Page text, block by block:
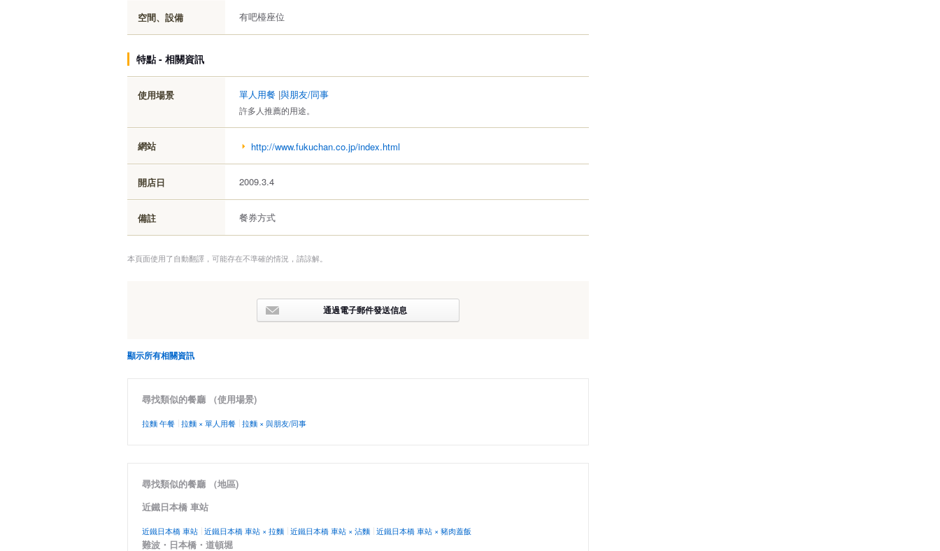
空間、設備 有吧檯座位
特點 - 相關資訊
使用場景 單人用餐 |與朋友/同事
許多人推薦的用途。
網站 http://www.fukuchan.co.jp/index.html
開店日 2009.3.4
備註 餐券方式
本頁面使用了自動翻譯，可能存在不準確的情況，請諒解。
通過電子郵件發送信息
顯示所有相關資訊
尋找類似的餐廳 （使用場景)
拉麵 午餐 拉麵 × 單人用餐 拉麵 × 與朋友/同事
尋找類似的餐廳 （地區)
近鐵日本橋 車站
近鐵日本橋 車站 近鐵日本橋 車站 × 拉麵 近鐵日本橋 車站 × 沾麵 近鐵日本橋 車站 × 豬肉蓋飯
難波・日本橋・道頓堀